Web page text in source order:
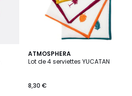
ATMOSPHERA
Lot de 4 serviettes YUCATAN
8,30 €
1
/